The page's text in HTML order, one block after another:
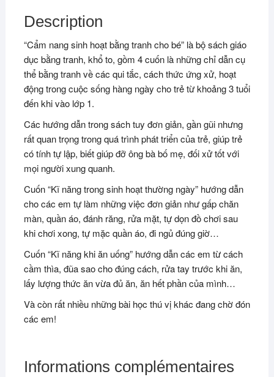
Description
“Cẩm nang sinh hoạt bằng tranh cho bé” là bộ sách giáo
dục bằng tranh, khổ to, gồm 4 cuốn là những chỉ dẫn cụ
thể bằng tranh về các qui tắc, cách thức ứng xử, hoạt
động trong cuộc sống hàng ngày cho trẻ từ khoảng 3 tuổi
đến khi vào lớp 1.
Các hướng dẫn trong sách tuy đơn giản, gần gũi nhưng
rất quan trọng trong quá trình phát triển của trẻ, giúp trẻ
có tính tự lập, biết giúp đỡ ông bà bố mẹ, đối xử tốt với
mọi người xung quanh.
Cuốn “Kĩ năng trong sinh hoạt thường ngày” hướng dẫn
cho các em tự làm những việc đơn giản như gấp chăn
màn, quần áo, đánh răng, rửa mặt, tự dọn đồ chơi sau
khi chơi xong, tự mặc quần áo, đi ngủ đúng giờ…
Cuốn “Kĩ năng khi ăn uống” hướng dẫn các em từ cách
cầm thìa, đũa sao cho đúng cách, rửa tay trước khi ăn,
lấy lượng thức ăn vừa đủ ăn, ăn hết phần của mình…
Và còn rất nhiều những bài học thú vị khác đang chờ đón
các em!
Informations complémentaires